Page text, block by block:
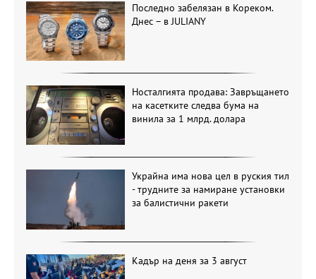
Последно забелязан в Кореком.
Днес – в JULIANY
Носталгията продава: Завръщането
на касетките следва бума на
винила за 1 млрд. долара
Украйна има нова цел в руския тил
- трудните за намиране установки
за балистични ракети
Кадър на деня за 3 август